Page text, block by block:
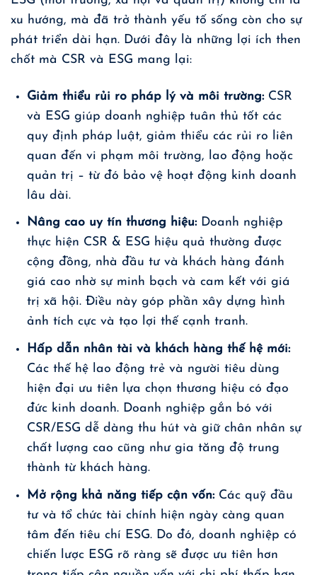
xu hướng, mà đã trở thành yếu tố sống còn cho sự
phát triển dài hạn. Dưới đây là những lợi ích then
chốt mà CSR và ESG mang lại:
Giảm thiểu rủi ro pháp lý và môi trường: CSR
và ESG giúp doanh nghiệp tuân thủ tốt các
quy định pháp luật, giảm thiểu các rủi ro liên
quan đến vi phạm môi trường, lao động hoặc
quản trị – từ đó bảo vệ hoạt động kinh doanh
lâu dài.
Nâng cao uy tín thương hiệu: Doanh nghiệp
thực hiện CSR & ESG hiệu quả thường được
cộng đồng, nhà đầu tư và khách hàng đánh
giá cao nhờ sự minh bạch và cam kết với giá
trị xã hội. Điều này góp phần xây dựng hình
ảnh tích cực và tạo lợi thế cạnh tranh.
Hấp dẫn nhân tài và khách hàng thế hệ mới:
Các thế hệ lao động trẻ và người tiêu dùng
hiện đại ưu tiên lựa chọn thương hiệu có đạo
đức kinh doanh. Doanh nghiệp gắn bó với
CSR/ESG dễ dàng thu hút và giữ chân nhân sự
chất lượng cao cũng như gia tăng độ trung
thành từ khách hàng.
Mở rộng khả năng tiếp cận vốn: Các quỹ đầu
tư và tổ chức tài chính hiện ngày càng quan
tâm đến tiêu chí ESG. Do đó, doanh nghiệp có
chiến lược ESG rõ ràng sẽ được ưu tiên hơn